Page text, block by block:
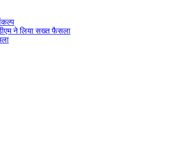
ने लिया सख्त फैसला